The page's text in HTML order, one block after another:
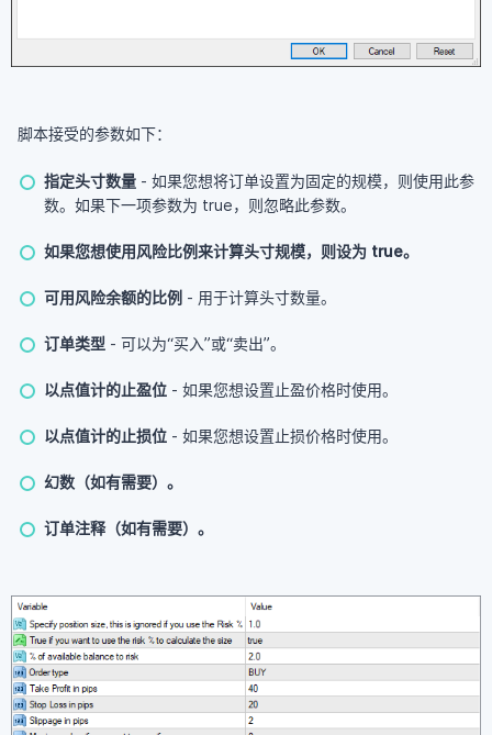
脚本接受的参数如下：
指定头寸数量 - 如果您想将订单设置为固定的规模，则使用此参
数。如果下一项参数为 true，则忽略此参数。
如果您想使用风险比例来计算头寸规模，则设为 true。
可用风险余额的比例 - 用于计算头寸数量。
订单类型 - 可以为“买入”或“卖出”。
以点值计的止盈位 - 如果您想设置止盈价格时使用。
以点值计的止损位 - 如果您想设置止损价格时使用。
幻数（如有需要）。
订单注释（如有需要）。